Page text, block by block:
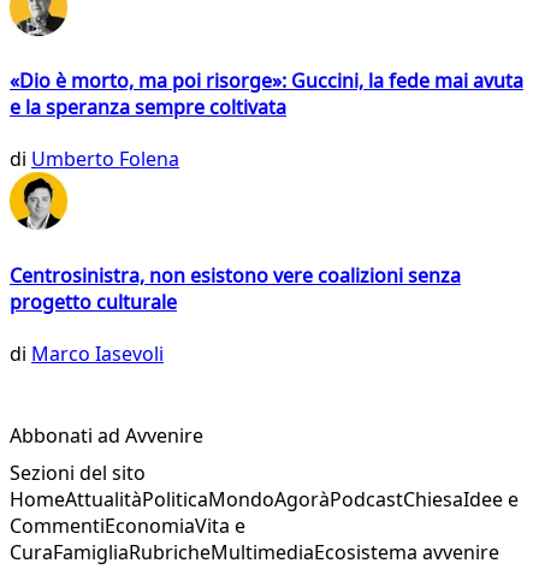
«Dio è morto, ma poi risorge»: Guccini, la fede mai avuta
e la speranza sempre coltivata
di Umberto Folena
Centrosinistra, non esistono vere coalizioni senza
progetto culturale
di Marco Iasevoli
Abbonati ad Avvenire
Sezioni del sito
HomeAttualitàPoliticaMondoAgoràPodcastChiesaIdee e
CommentiEconomiaVita e
CuraFamigliaRubricheMultimediaEcosistema avvenire